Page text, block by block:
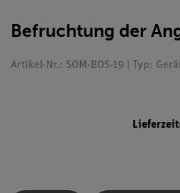
Befruchtung der
Artikel-Nr.: SOM-BOS-19 | Typ: